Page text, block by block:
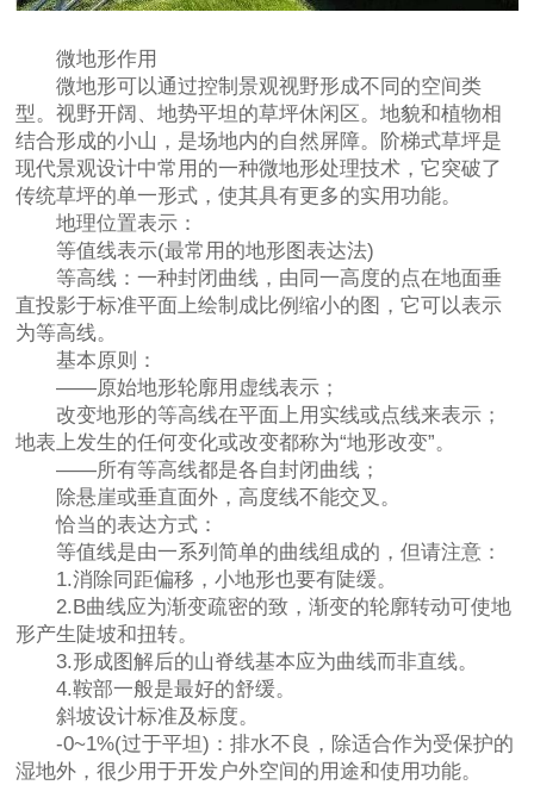
微地形作用
微地形可以通过控制景观视野形成不同的空间类
型。视野开阔、地势平坦的草坪休闲区。地貌和植物相
结合形成的小山，是场地内的自然屏障。阶梯式草坪是
现代景观设计中常用的一种微地形处理技术，它突破了
传统草坪的单一形式，使其具有更多的实用功能。
地理位置表示：
等值线表示(最常用的地形图表达法)
等高线：一种封闭曲线，由同一高度的点在地面垂
直投影于标准平面上绘制成比例缩小的图，它可以表示
为等高线。
基本原则：
——原始地形轮廓用虚线表示；
改变地形的等高线在平面上用实线或点线来表示；
地表上发生的任何变化或改变都称为“地形改变”。
——所有等高线都是各自封闭曲线；
除悬崖或垂直面外，高度线不能交叉。
恰当的表达方式：
等值线是由一系列简单的曲线组成的，但请注意：
1.消除同距偏移，小地形也要有陡缓。
2.B曲线应为渐变疏密的致，渐变的轮廓转动可使地
形产生陡坡和扭转。
3.形成图解后的山脊线基本应为曲线而非直线。
4.鞍部一般是最好的舒缓。
斜坡设计标准及标度。
-0~1%(过于平坦)：排水不良，除适合作为受保护的
湿地外，很少用于开发户外空间的用途和使用功能。